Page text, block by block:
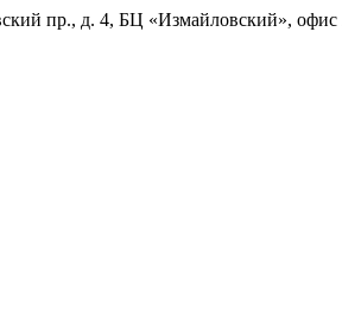
пр., д. 4, БЦ «Измайловский», офис